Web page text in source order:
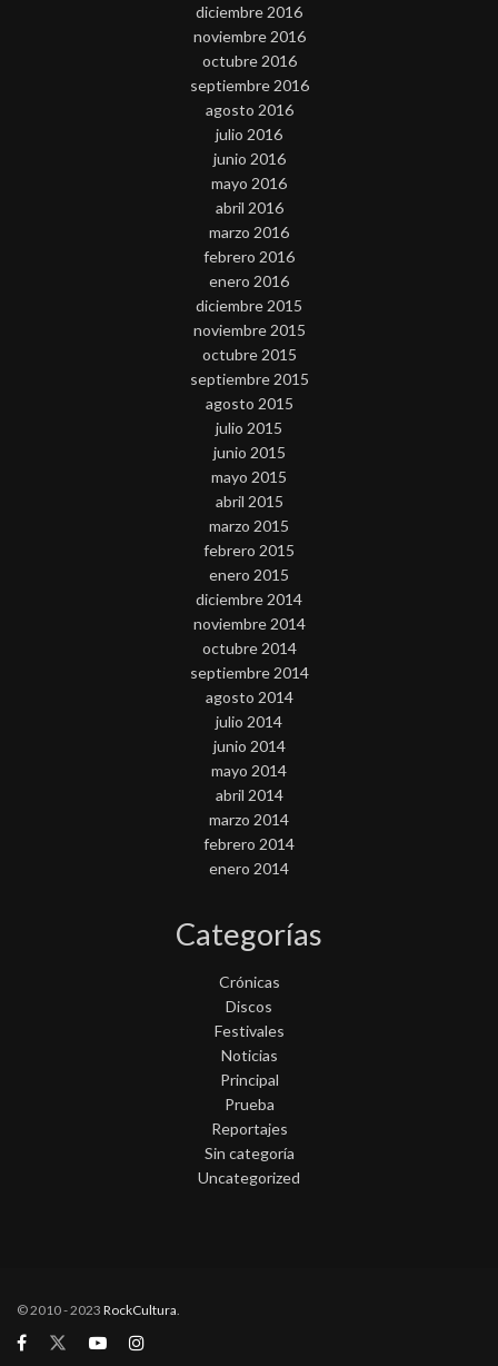
diciembre 2016
noviembre 2016
octubre 2016
septiembre 2016
agosto 2016
julio 2016
junio 2016
mayo 2016
abril 2016
marzo 2016
febrero 2016
enero 2016
diciembre 2015
noviembre 2015
octubre 2015
septiembre 2015
agosto 2015
julio 2015
junio 2015
mayo 2015
abril 2015
marzo 2015
febrero 2015
enero 2015
diciembre 2014
noviembre 2014
octubre 2014
septiembre 2014
agosto 2014
julio 2014
junio 2014
mayo 2014
abril 2014
marzo 2014
febrero 2014
enero 2014
Categorías
Crónicas
Discos
Festivales
Noticias
Principal
Prueba
Reportajes
Sin categoría
Uncategorized
© 2010 - 2023 RockCultura